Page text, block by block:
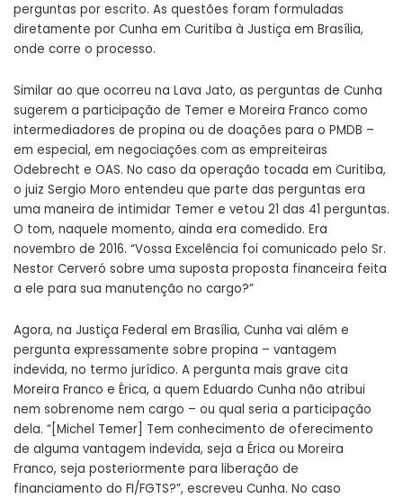
perguntas por escrito. As questões foram formuladas
diretamente por Cunha em Curitiba à Justiça em Brasília,
onde corre o processo.
Similar ao que ocorreu na Lava Jato, as perguntas de Cunha
sugerem a participação de Temer e Moreira Franco como
intermediadores de propina ou de doações para o PMDB –
em especial, em negociações com as empreiteiras
Odebrecht e OAS. No caso da operação tocada em Curitiba,
o juiz Sergio Moro entendeu que parte das perguntas era
uma maneira de intimidar Temer e vetou 21 das 41 perguntas.
O tom, naquele momento, ainda era comedido. Era
novembro de 2016. “Vossa Excelência foi comunicado pelo Sr.
Nestor Cerveró sobre uma suposta proposta financeira feita
a ele para sua manutenção no cargo?”
Agora, na Justiça Federal em Brasília, Cunha vai além e
pergunta expressamente sobre propina – vantagem
indevida, no termo jurídico. A pergunta mais grave cita
Moreira Franco e Érica, a quem Eduardo Cunha não atribui
nem sobrenome nem cargo – ou qual seria a participação
dela. “[Michel Temer] Tem conhecimento de oferecimento
de alguma vantagem indevida, seja a Érica ou Moreira
Franco, seja posteriormente para liberação de
financiamento do FI/FGTS?”, escreveu Cunha. No caso